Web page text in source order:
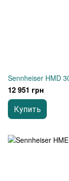
Sennheiser HMD
12 951 грн
Купить